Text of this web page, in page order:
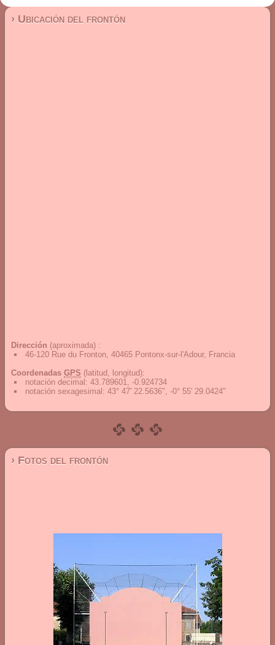
› Ubicación del frontón
Dirección (aproximada) :
46-120 Rue du Fronton, 40465 Pontonx-sur-l'Adour, Francia
Coordenadas GPS (latitud, longitud):
notación decimal : 43.789601, -0.924734
notación sexagesimal : 43° 47' 22.5636", -0° 55' 29.0424"
› Fotos del frontón